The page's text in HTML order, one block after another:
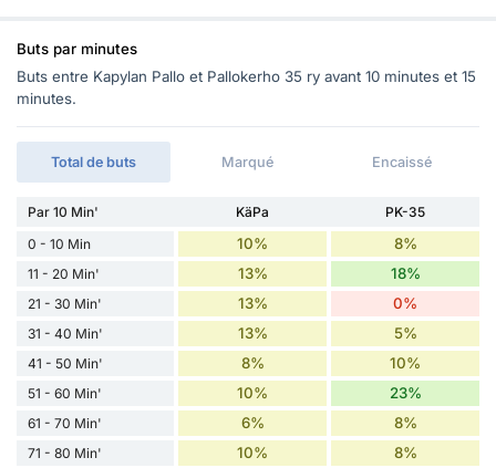
Buts par minutes
Buts entre Kapylan Pallo et Pallokerho 35 ry avant 10 minutes et 15
minutes.
Total de buts Marqué Encaissé
Par 10 Min' KäPa
PK-35
0 - 10 Min
10% 8%
11 - 20 Min' 13% 18%
21 - 30 Min' 13% 0%
31 - 40 Min' 13% 5%
41 - 50 Min' 8% 10%
51 - 60 Min' 10% 23%
61 - 70 Min' 6% 8%
71 - 80 Min' 10% 8%